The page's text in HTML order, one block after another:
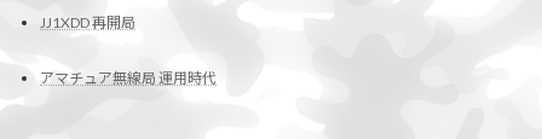
JJ1XDD 再開局
アマチュア無線局 運用時代